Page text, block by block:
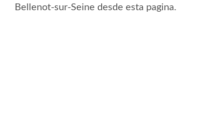
Bellenot-sur-Seine desde esta pagina.